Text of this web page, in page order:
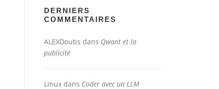
DERNIERS
COMMENTAIRES
ALEXDoubs dans Qwant et la
publicité
Linux dans Coder avec un LLM